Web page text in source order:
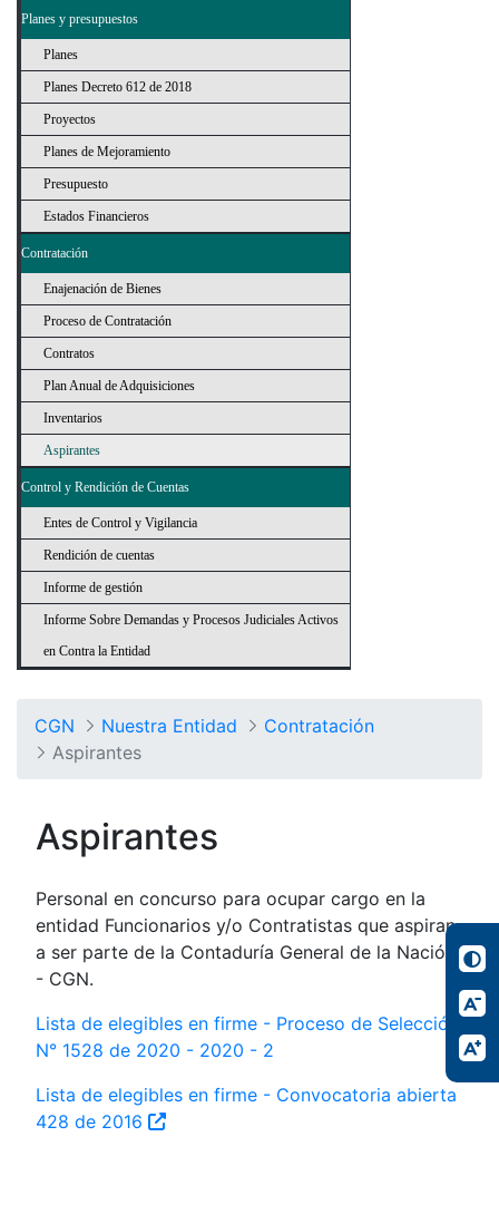
Planes y presupuestos
Planes
Planes Decreto 612 de 2018
Proyectos
Planes de Mejoramiento
Presupuesto
Estados Financieros
Contratación
Enajenación de Bienes
Proceso de Contratación
Contratos
Plan Anual de Adquisiciones
Inventarios
Aspirantes
Control y Rendición de Cuentas
Entes de Control y Vigilancia
Rendición de cuentas
Informe de gestión
Informe Sobre Demandas y Procesos Judiciales Activos
en Contra la Entidad
CGN Nuestra Entidad
Contratación
Aspirantes
Aspirantes
Personal en concurso para ocupar cargo en la
entidad Funcionarios y/o Contratistas que aspiran
a ser parte de la Contaduría General de la Nación
- CGN.
Lista de elegibles en firme - Proceso de Selección
N° 1528 de 2020 - 2020 - 2
Lista de elegibles en firme - Convocatoria abierta
428 de 2016